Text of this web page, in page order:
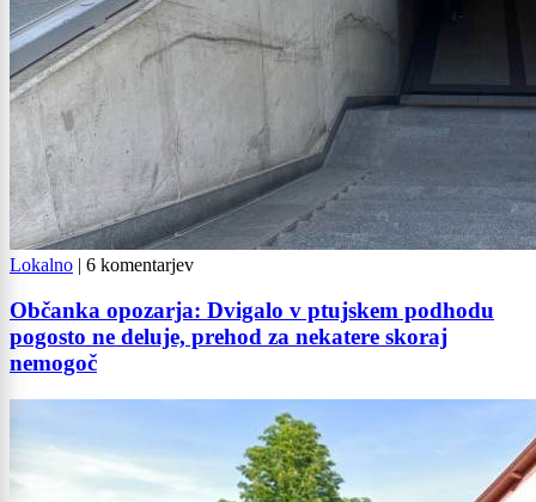
Lokalno | 6 komentarjev
Občanka opozarja: Dvigalo v ptujskem podhodu
pogosto ne deluje, prehod za nekatere skoraj
nemogoč